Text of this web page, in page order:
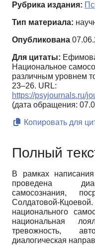
Рубрика издания:
Тип материала:
Опубликована
Для цитаты:
Национальное
различным уровнем
23–26. URL:
https://psyjournals.ru/
(дата обращения:
Копировать для
Полный
В рамках
проведена
самосознания,
Солдатовой­-
национального
национальная
тревожность,
диалогическая